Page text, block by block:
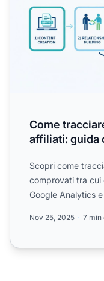
Come
affiliati: guida
Scopri come
comprovati tra cui
Google Analytics
Nov 25, 2025 7 min